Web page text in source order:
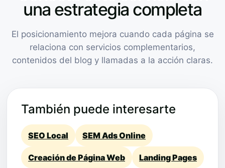
una estrategia completa
El posicionamiento mejora cuando cada página se
relaciona con servicios complementarios,
contenidos del blog y llamadas a la acción claras.
También puede interesarte
SEO Local SEM Ads Online
Creación de Página Web Landing Pages